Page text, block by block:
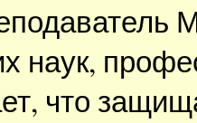
наук,
что